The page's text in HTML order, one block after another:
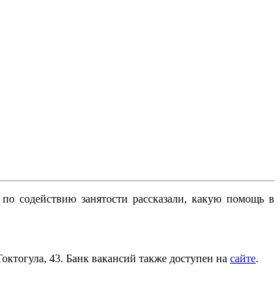
содействию занятости рассказали, какую помощь в
43. Банк вакансий также доступен на сайте.